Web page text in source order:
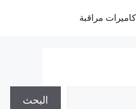
كاميرات مراقبة
البحث